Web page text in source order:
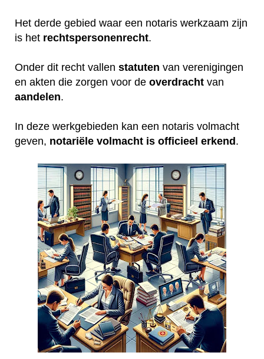
Het derde gebied waar een notaris werkzaam zijn
is het rechtspersonenrecht.
Onder dit recht vallen statuten van verenigingen
en akten die zorgen voor de overdracht van
aandelen.
In deze werkgebieden kan een notaris volmacht
geven, notariële volmacht is officieel erkend .